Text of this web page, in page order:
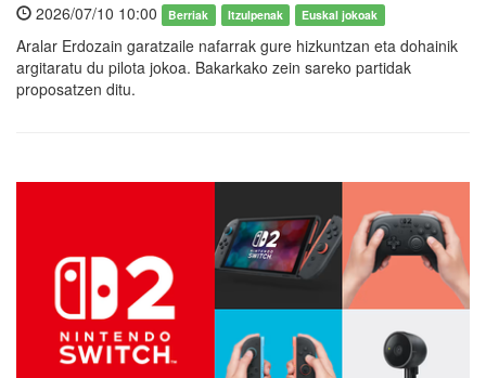
2026/07/10 10:00 Berriak Itzulpenak Euskal jokoak
Aralar Erdozain garatzaile nafarrak gure hizkuntzan eta dohainik
argitaratu du pilota jokoa. Bakarkako zein sareko partidak
proposatzen ditu.